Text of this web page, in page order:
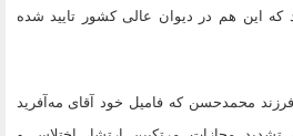
این هم در دیوان عالی کشور تایید شده
خسروی فرزند محمدحسن که فامیل خود آقای مه‌آفرید